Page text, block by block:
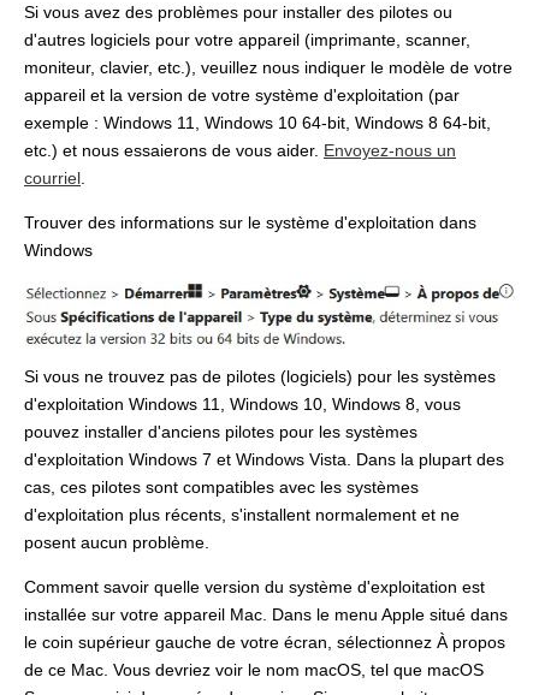
Si vous avez des problèmes pour installer des pilotes ou
d'autres logiciels pour votre appareil (imprimante, scanner,
moniteur, clavier, etc.), veuillez nous indiquer le modèle de votre
appareil et la version de votre système d'exploitation (par
exemple : Windows 11, Windows 10 64-bit, Windows 8 64-bit,
etc.) et nous essaierons de vous aider. Envoyez-nous un
courriel
Trouver des informations sur le système d'exploitation dans
Windows
Si vous ne trouvez pas de pilotes (logiciels) pour les systèmes
d'exploitation Windows 11, Windows 10, Windows 8, vous
pouvez installer d'anciens pilotes pour les systèmes
d'exploitation Windows 7 et Windows Vista. Dans la plupart des
cas, ces pilotes sont compatibles avec les systèmes
d'exploitation plus récents, s'installent normalement et ne
posent aucun problème.
Comment savoir quelle version du système d'exploitation est
installée sur votre appareil Mac. Dans le menu Apple situé dans
le coin supérieur gauche de votre écran, sélectionnez À propos
de ce Mac. Vous devriez voir le nom macOS, tel que macOS